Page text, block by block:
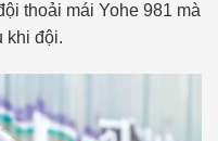
thoải mái Yohe 981 mà
khi đội.